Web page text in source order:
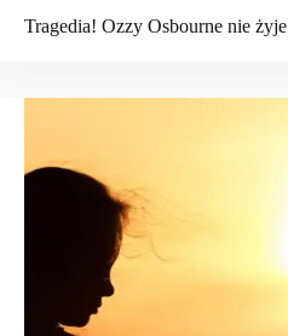
Tragedia! Ozzy Osbourne nie żyje